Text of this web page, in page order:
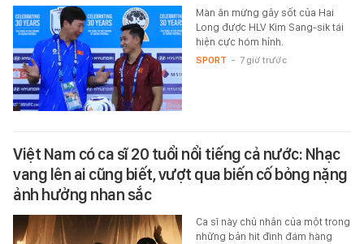
Màn ăn mừng gây sốt của Hai
Long được HLV Kim Sang-sik tái
hiện cực hóm hỉnh.
SPORT - 7 giờ trước
Việt Nam có ca sĩ 20 tuổi nổi tiếng cả nước: Nhạc
vang lên ai cũng biết, vượt qua biến cố bỏng nặng
ảnh hưởng nhan sắc
Ca sĩ này chủ nhân của một trong
những bản hit đình đám hàng